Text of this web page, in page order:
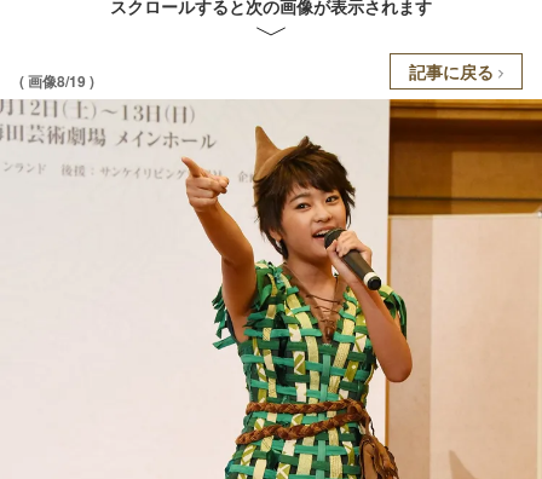
スクロールすると次の画像が表示されます
( 画像8/19 ) 記事に戻る